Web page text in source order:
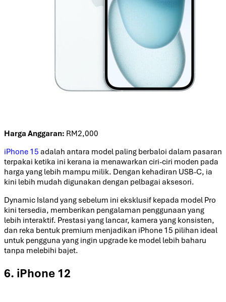
Harga Anggaran: RM2,000
iPhone 15 adalah antara model paling berbaloi dalam pasaran
terpakai ketika ini kerana ia menawarkan ciri-ciri moden pada
harga yang lebih mampu milik. Dengan kehadiran USB-C, ia
kini lebih mudah digunakan dengan pelbagai aksesori.
Dynamic Island yang sebelum ini eksklusif kepada model Pro
kini tersedia, memberikan pengalaman penggunaan yang
lebih interaktif. Prestasi yang lancar, kamera yang konsisten,
dan reka bentuk premium menjadikan iPhone 15 pilihan ideal
untuk pengguna yang ingin upgrade ke model lebih baharu
tanpa melebihi bajet.
6. iPhone 12